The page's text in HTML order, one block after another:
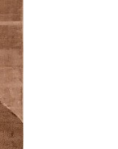
данных